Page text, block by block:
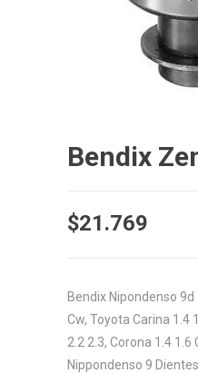
Bendix
$21.769
Bendix Nipondenso
Cw, Toyota Carina 1.4
2.2 2.3, Corona 1.4 1.6
Nippondenso 9